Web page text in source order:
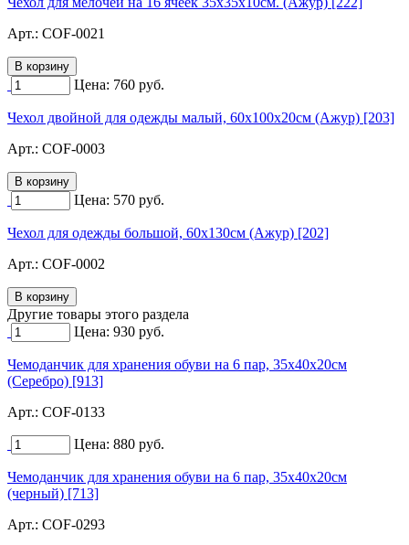
Арт.: COF-0021
Цена: 760 руб.
Чехол двойной для одежды малый, 60х100х20см (Ажур) [203]
Арт.: COF-0003
Цена: 570 руб.
Чехол для одежды большой, 60х130см (Ажур) [202]
Арт.: COF-0002
Другие товары этого раздела
Цена: 930 руб.
Чемоданчик для хранения обуви на 6 пар, 35х40х20см
(Серебро) [913]
Арт.: COF-0133
Цена: 880 руб.
Чемоданчик для хранения обуви на 6 пар, 35х40х20см
(черный) [713]
Арт.: COF-0293